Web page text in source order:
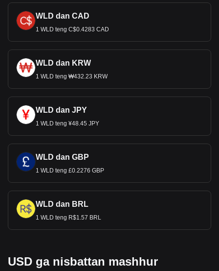
WLD dan CAD
1 WLD teng C$0.4283 CAD
WLD dan KRW
1 WLD teng ₩432.23 KRW
WLD dan JPY
1 WLD teng ¥48.45 JPY
WLD dan GBP
1 WLD teng £0.2276 GBP
WLD dan BRL
1 WLD teng R$1.57 BRL
USD ga nisbattan mashhur